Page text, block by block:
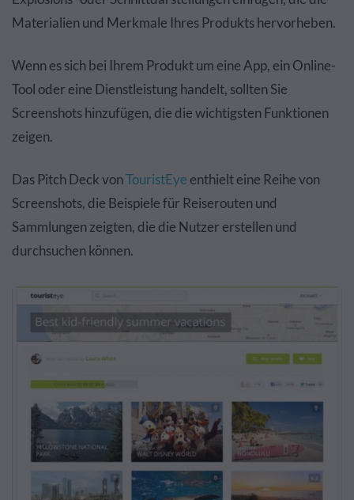
Materialien und Merkmale Ihres Produkts hervorheben.
Wenn es sich bei Ihrem Produkt um eine App, ein Online-
Tool oder eine Dienstleistung handelt, sollten Sie
Screenshots hinzufügen, die die wichtigsten Funktionen
zeigen.
Das Pitch Deck vonTouristEye enthielt eine Reihe von
Screenshots, die Beispiele für Reiserouten und
Sammlungen zeigten, die die Nutzer erstellen und
durchsuchen können.